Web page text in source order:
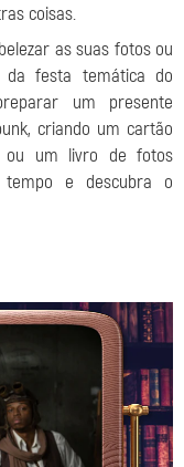
coisas.
as suas fotos ou
festa temática do
um presente
criando um cartão
ou um livro de fotos
tempo e descubra o